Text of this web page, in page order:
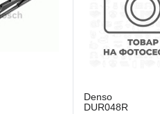
Denso
DUR048R